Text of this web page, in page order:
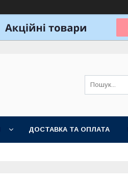
ДОСТАВКА ТА ОПЛАТА